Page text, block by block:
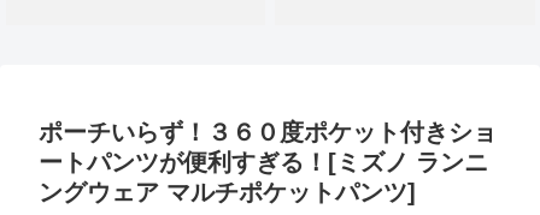
ポーチいらず！３６０度ポケット付きショ
ートパンツが便利すぎる！[ミズノ ランニ
ングウェア マルチポケットパンツ]